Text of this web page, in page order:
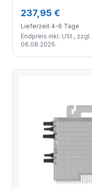
237,95 €
Lieferzeit 4-6 Tage
Endpreis inkl. USt., zzgl.
06.08.2026.